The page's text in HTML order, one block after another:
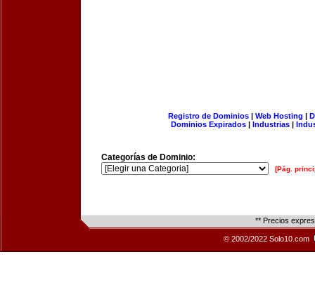
Registro de Dominios| Web Hosting |
Dominios Expirados | Industrias |
Categorías de Dominio:
[Pág.
** Precios
© 2002/2022 Solo10.com